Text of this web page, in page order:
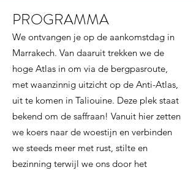
PROGRAMMA
We ontvangen je op de aankomstdag in
Marrakech. Van daaruit trekken we de
hoge Atlas in om via de bergpasroute,
met waanzinnig uitzicht op de Anti-Atlas,
uit te komen in Taliouine. Deze plek staat
bekend om de saffraan! Vanuit hier zetten
we koers naar de woestijn en verbinden
we steeds meer met rust, stilte en
bezinning terwijl we ons door het